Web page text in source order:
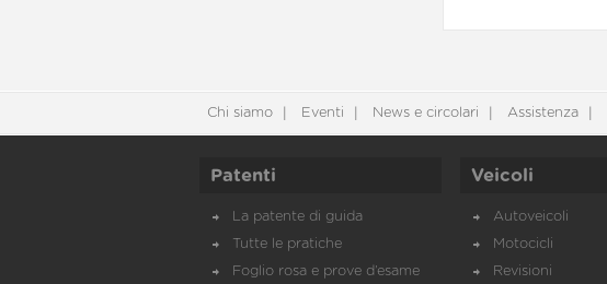
Chi siamo Eventi News e circolari Assistenza
Patenti
La patente di guida
Tutte le pratiche
Foglio rosa e prove d’esame
Veicoli
Autoveicoli
Motocicli
Revisioni